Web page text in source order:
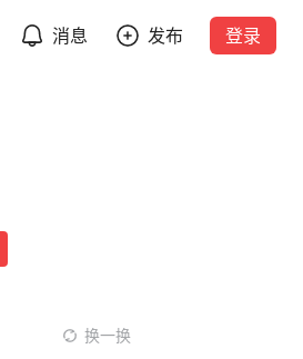
消息 发布 登录
换一换